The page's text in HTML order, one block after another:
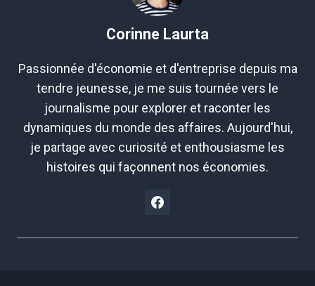
Corinne Laurta
Passionnée d'économie et d'entreprise depuis ma
tendre jeunesse, je me suis tournée vers le
journalisme pour explorer et raconter les
dynamiques du monde des affaires. Aujourd'hui,
je partage avec curiosité et enthousiasme les
histoires qui façonnent nos économies.